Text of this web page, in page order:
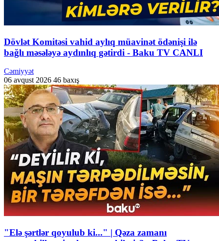
Dövlət Komitəsi vahid aylıq müavinət ödənişi ilə
bağlı məsələyə aydınlıq gətirdi - Baku TV CANLI
Cəmiyyət
06 avqust 2026 46 baxış
"Elə şərtlər qoyulub ki..." | Qəza zamanı